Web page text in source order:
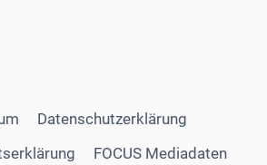
Datenschutzerklärung
FOCUS Mediadaten